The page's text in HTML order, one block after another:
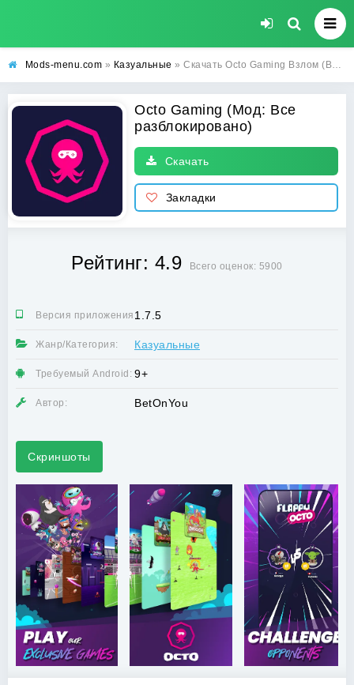
Mods-menu.com » Казуальные » Скачать Octo Gaming Взлом (Все разблокировано) на телефон бесплатно
Octo Gaming (Мод: Все
разблокировано)
Скачать
Закладки
Рейтинг: 4.9 Всего оценок: 5900
Версия приложения:1.7.5
Жанр/Категория: Казуальные
Требуемый Android: 9+
Автор: BetOnYou
Скриншоты